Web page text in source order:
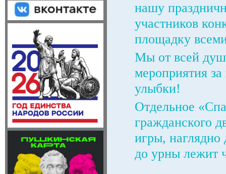
нашу
участников
площадку
Мы от всей
мероприятия
улыбки!
Отдельное
гражданского
игры,
до урны лежит